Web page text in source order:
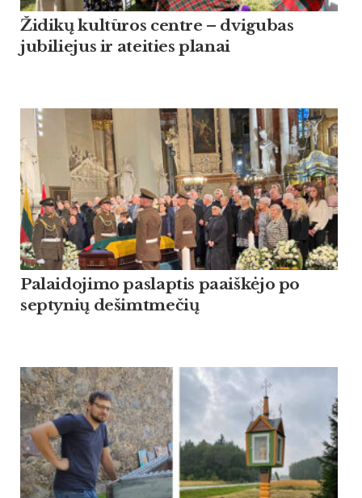
Židikų kultūros centre – dvigubas
jubiliejus ir ateities planai
Palaidojimo paslaptis paaiškėjo po
septynių dešimtmečių